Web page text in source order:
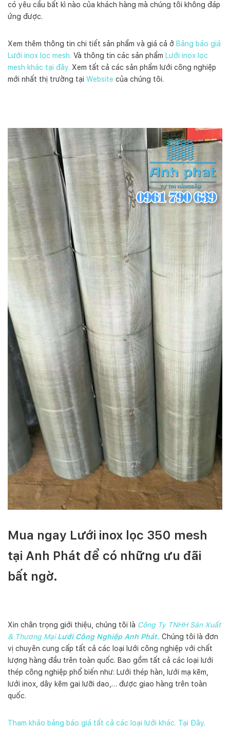
có yêu cầu bất kì nào của khách hàng mà chúng tôi không đáp
ứng được.
Xem thêm thông tin chi tiết sản phẩm và giá cả ở Bảng báo giá
Lưới inox lọc mesh. Và thông tin các sản phẩm Lưới inox lọc
mesh khác tại đây. Xem tất cả các sản phẩm lưới công nghiệp
mới nhất thị trường tại Website của chúng tôi.
Mua ngay Lưới inox lọc 350 mesh
tại Anh Phát để có những ưu đãi
bất ngờ.
Xin chân trọng giới thiệu, chúng tôi là Công Ty TNHH Sản Xuất
& Thương MạiLưới Công Nghiệp Anh Phát. Chúng tôi là đơn
vị chuyên cung cấp tất cả các loại lưới công nghiệp với chất
lượng hàng đầu trên toàn quốc. Bao gồm tất cả các loại lưới
thép công nghiệp phổ biến như: Lưới thép hàn, lưới mạ kẽm,
lưới inox, dây kẽm gai lưỡi dao,… được giao hàng trên toàn
quốc.
Tham khảo bảng báo giá tất cả các loại lưới khác. Tại Đây.